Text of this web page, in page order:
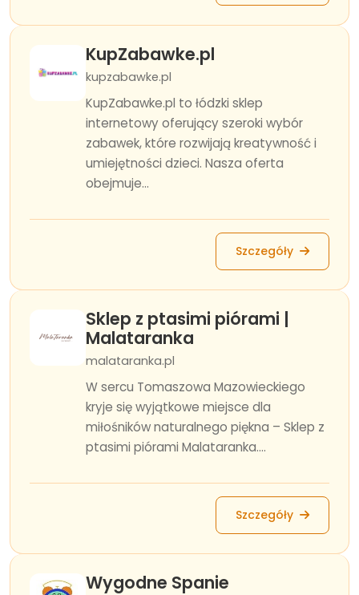
KupZabawke.pl
kupzabawke.pl
KupZabawke.pl to łódzki sklep
internetowy oferujący szeroki wybór
zabawek, które rozwijają kreatywność i
umiejętności dzieci. Nasza oferta
obejmuje...
Szczegóły
Sklep z ptasimi piórami |
Malataranka
malataranka.pl
W sercu Tomaszowa Mazowieckiego
kryje się wyjątkowe miejsce dla
miłośników naturalnego piękna – Sklep z
ptasimi piórami Malataranka....
Szczegóły
Wygodne Spanie